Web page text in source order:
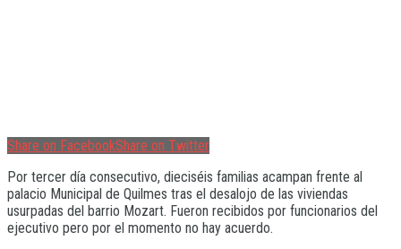
Share on FacebookShare on Twitter
Por tercer día consecutivo, dieciséis familias acampan frente al
palacio Municipal de Quilmes tras el desalojo de las viviendas
usurpadas del barrio Mozart. Fueron recibidos por funcionarios del
ejecutivo pero por el momento no hay acuerdo.